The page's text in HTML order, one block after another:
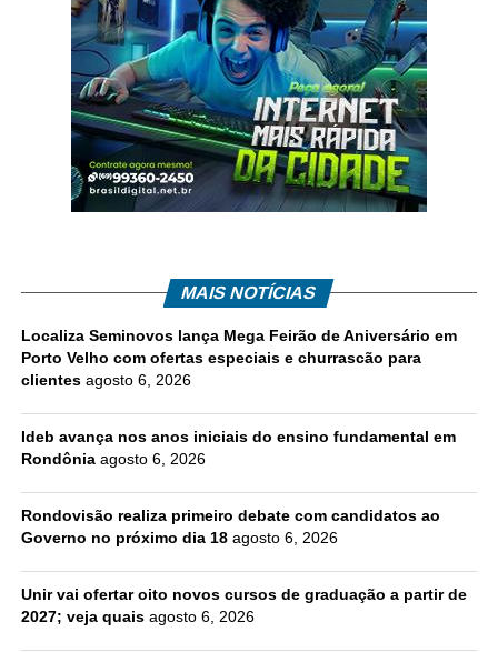
MAIS NOTÍCIAS
Localiza Seminovos lança Mega Feirão de Aniversário em
Porto Velho com ofertas especiais e churrascão para
clientes agosto 6, 2026
Ideb avança nos anos iniciais do ensino fundamental em
Rondônia agosto 6, 2026
Rondovisão realiza primeiro debate com candidatos ao
Governo no próximo dia 18 agosto 6, 2026
Unir vai ofertar oito novos cursos de graduação a partir de
2027; veja quais agosto 6, 2026